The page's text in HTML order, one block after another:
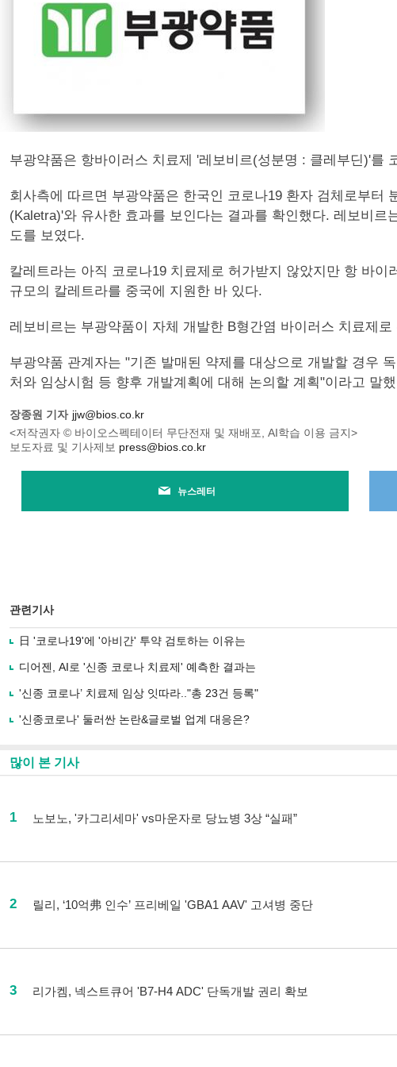
부광약품은 항바이러스 치료제 '레보비르(성분명 : 클레부딘)'를
회사측에 따르면 부광약품은 한국인 코로나19 환자 검체로부
(Kaletra)'와 유사한 효과를 보인다는 결과를 확인했다. 레보비
도를 보였다.
칼레트라는 아직 코로나19 치료제로 허가받지 않았지만 항 바
규모의 칼레트라를 중국에 지원한 바 있다.
레보비르는 부광약품이 자체 개발한 B형간염 바이러스 치료제
부광약품 관계자는 "기존 발매된 약제를 대상으로 개발할 경우
처와 임상시험 등 향후 개발계획에 대해 논의할 계획"이라고 말
장종원 기자 jjw@bios.co.kr
<저작권자 © 바이오스펙테이터 무단전재 및 재배포, AI학습 이용 금지>
보도자료 및 기사제보 press@bios.co.kr
뉴스레터
관련기사
日 '코로나19'에 '아비간' 투약 검토하는 이유는
디어젠, AI로 '신종 코로나 치료제' 예측한 결과는
'신종 코로나’ 치료제 임상 잇따라.."총 23건 등록"
'신종코로나' 둘러싼 논란&글로벌 업계 대응은?
많이 본 기사
1 노보노, '카그리세마' vs마운자로 당뇨병 3상 “실패”
2 릴리, ‘10억弗 인수’ 프리베일 'GBA1 AAV' 고셔병 중단
3 리가켐, 넥스트큐어 'B7-H4 ADC' 단독개발 권리 확보